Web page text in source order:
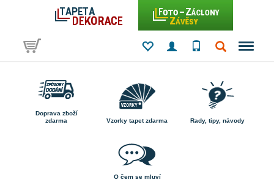
Doprava zboží
zdarma
Vzorky tapet zdarma Rady, tipy, návody
O čem se mluví